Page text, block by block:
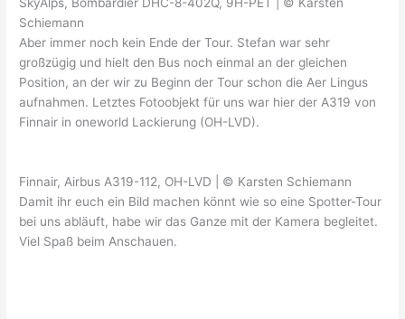
SkyAlps, Bombardier DHC-8-402Q, 9H-PET | © Karsten
Schiemann
Aber immer noch kein Ende der Tour. Stefan war sehr
großzügig und hielt den Bus noch einmal an der gleichen
Position, an der wir zu Beginn der Tour schon die Aer Lingus
aufnahmen. Letztes Fotoobjekt für uns war hier der A319 von
Finnair in oneworld Lackierung (OH-LVD).
Finnair, Airbus A319-112, OH-LVD | © Karsten Schiemann
Damit ihr euch ein Bild machen könnt wie so eine Spotter-Tour
bei uns abläuft, habe wir das Ganze mit der Kamera begleitet.
Viel Spaß beim Anschauen.